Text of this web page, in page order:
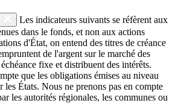
Les indicateurs suivants se réfèrent aux
dans le fonds, et non aux actions
d'État, on entend des titres de créance
de l'argent sur le marché des
fixe et distribuent des intérêts.
que les obligations émises au niveau
les États. Nous ne prenons pas en compte
les autorités régionales, les communes ou